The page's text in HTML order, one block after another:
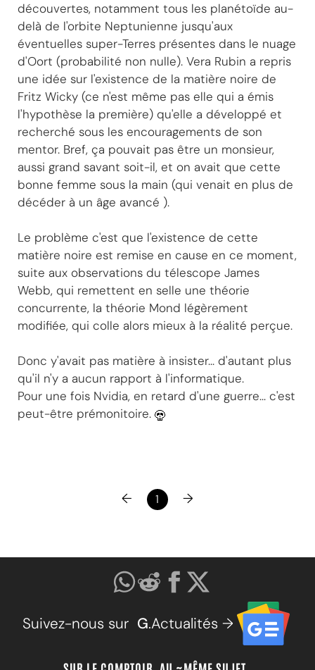
découvertes, notamment tous les planétoïde au-
delà de l'orbite Neptunienne jusqu'aux
éventuelles super-Terres présentes dans le nuage
d'Oort (probabilité non nulle). Vera Rubin a repris
une idée sur l'existence de la matière noire de
Fritz Wicky (ce n'est même pas elle qui a émis
l'hypothèse la première) qu'elle a développé et
recherché sous les encouragements de son
mentor. Bref, ça pouvait pas être un monsieur,
aussi grand savant soit-il, et on avait que cette
bonne femme sous la main (qui venait en plus de
décéder à un âge avancé ).
Le problème c'est que l'existence de cette
matière noire est remise en cause en ce moment,
suite aux observations du télescope James
Webb, qui remettent en selle une théorie
concurrente, la théorie Mond légèrement
modifiée, qui colle alors mieux à la réalité perçue.
Donc y'avait pas matière à insister... d'autant plus
qu'il n'y a aucun rapport à l'informatique.
Pour une fois Nvidia, en retard d'une guerre... c'est
peut-être prémonitoire.
← 1 →
Suivez-nous sur G.Actualités →